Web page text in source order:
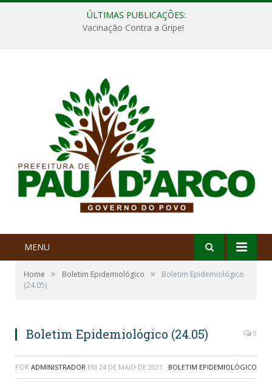
ÚLTIMAS PUBLICAÇÕES:
Vacinação Contra a Gripe!
MENU
Home » Boletim Epidemiológico »
Boletim Epidemiológico
(24.05)
Boletim Epidemiológico (24.05) 0
POR ADMINISTRADOR EM 24 DE MAIO DE 2021 BOLETIM EPIDEMIOLÓGICO